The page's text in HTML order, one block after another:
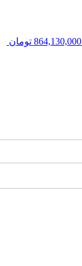
864,130,000 تومان